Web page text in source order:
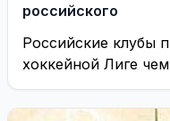
российского
Российские клубы
хоккейной Лиге